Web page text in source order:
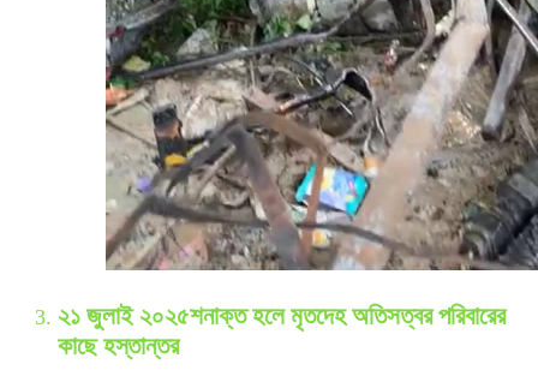
২১ জুলাই ২০২৫শনাক্ত হলে মৃতদেহ অতিসত্বর পরিবারের
কাছে হস্তান্তর